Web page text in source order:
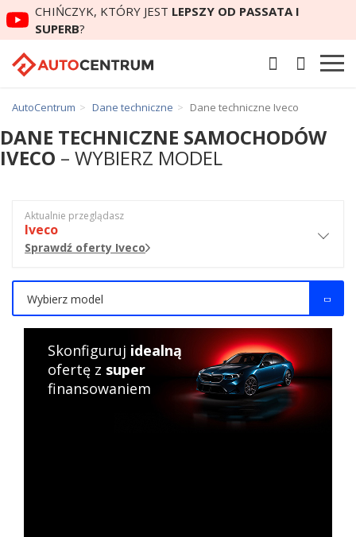
CHIŃCZYK, KTÓRY JEST LEPSZY OD PASSATA I
SUPERB?
AutoCentrum Dane techniczne Dane techniczne Iveco
DANE TECHNICZNE SAMOCHODÓW
IVECO – WYBIERZ MODEL
Aktualnie przeglądasz
Iveco
Sprawdź oferty Iveco
Wybierz model
Skonfiguruj idealną
ofertę z super
finansowaniem